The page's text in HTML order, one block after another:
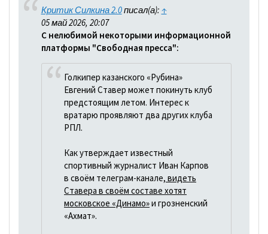
Критик Силкина 2.0писал(а): ↑
05 май 2026, 20:07
С нелюбимой некоторыми информационной
платформы "Свободная пресса":
Голкипер казанского «Рубина»
Евгений Ставер может покинуть клуб
предстоящим летом. Интерес к
вратарю проявляют два других клуба
РПЛ.
Как утверждает известный
спортивный журналист Иван Карпов
в своём телеграм-канале, видеть
Ставера в своём составе хотят
московское «Динамо»и грозненский
«Ахмат».